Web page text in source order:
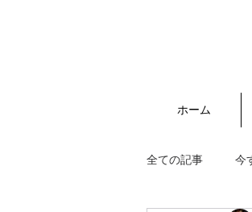
ホーム
全ての記事 今